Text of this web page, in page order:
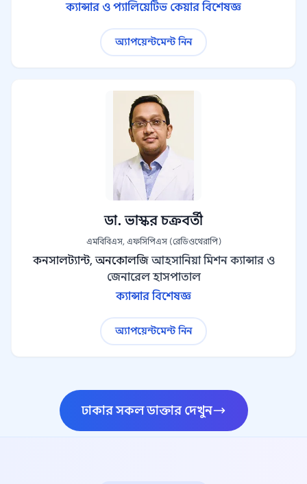
ক্যান্সার ও প্যালিয়েটিভ কেয়ার বিশেষজ্ঞ
অ্যাপয়েন্টমেন্ট নিন
ডা. ভাস্কর চক্রবর্তী
এমবিবিএস, এফসিপিএস (রেডিওথেরাপি)
কনসালট্যান্ট, অনকোলজি আহসানিয়া মিশন ক্যান্সার ও
জেনারেল হাসপাতাল
ক্যান্সার বিশেষজ্ঞ
অ্যাপয়েন্টমেন্ট নিন
ঢাকার সকল ডাক্তার দেখুন